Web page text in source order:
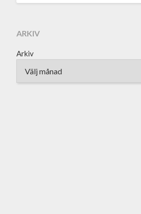
ARKIV
Arkiv